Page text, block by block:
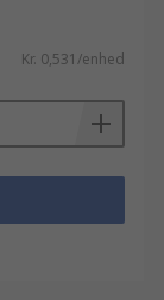
Kr. 0,531/enhed